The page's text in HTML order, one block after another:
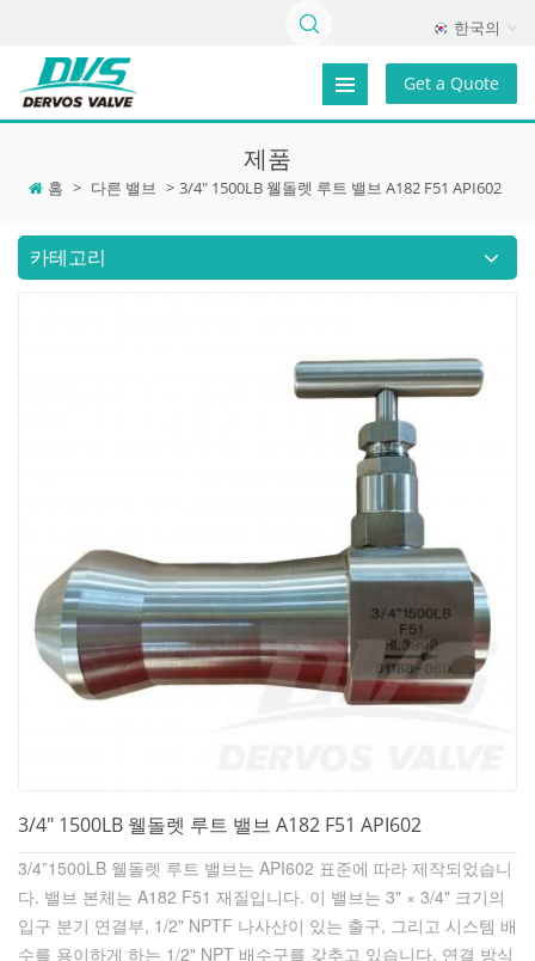
한국의
Get a Quote
제품
홈 > 다른 밸브 > 3/4" 1500LB 웰돌렛 루트 밸브 A182 F51 API602
카테고리
3/4" 1500LB 웰돌렛 루트 밸브 A182 F51 API602
3/4”1500LB 웰돌렛 루트 밸브는 API602 표준에 따라 제작되었습니
다. 밸브 본체는 A182 F51 재질입니다. 이 밸브는 3" × 3/4" 크기의
입구 분기 연결부, 1/2" NPTF 나사산이 있는 출구, 그리고 시스템 배
수를 용이하게 하는 1/2" NPT 배수구를 갖추고 있습니다. 연결 방식